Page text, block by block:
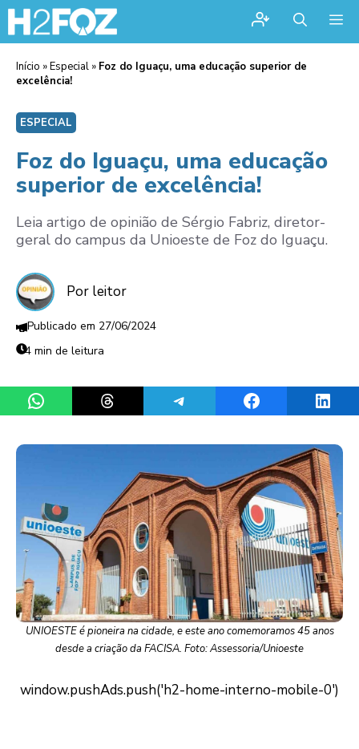
Início »Especial » Foz do Iguaçu, uma educação superior de
excelência!
ESPECIAL
Foz do Iguaçu, uma educação
superior de excelência!
Leia artigo de opinião de Sérgio Fabriz, diretor-
geral do campus da Unioeste de Foz do Iguaçu.
Por leitor
27/06/2024
4 min de leitura
Share on WhatsAppShare on ThreadsShare on TelegramShare on Facebook
UNIOESTE é pioneira na cidade, e este ano comemoramos 45 anos
desde a criação da FACISA. Foto: Assessoria/Unioeste